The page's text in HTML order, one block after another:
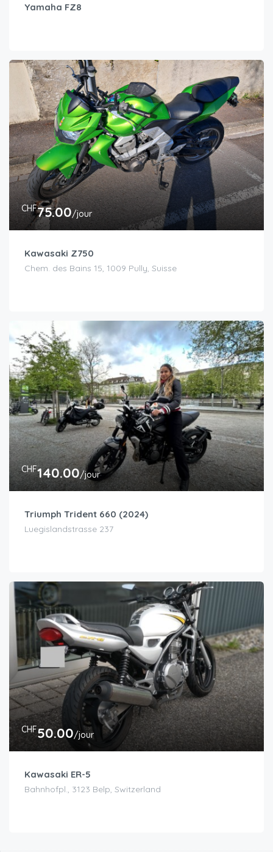
Yamaha FZ8
CHF75.00/jour
Kawasaki Z750
Chem. des Bains 15, 1009 Pully, Suisse
CHF140.00/jour
Triumph Trident 660 (2024)
Luegislandstrasse 237
CHF50.00/jour
Kawasaki ER-5
Bahnhofpl., 3123 Belp, Switzerland